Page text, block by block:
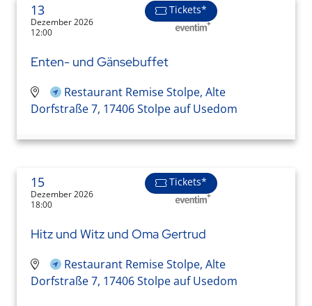
13
Dezember 2026
12:00
Tickets*
Enten- und Gänsebuffet
Restaurant Remise Stolpe, Alte
Dorfstraße 7, 17406 Stolpe auf Usedom
15
Dezember 2026
18:00
Tickets*
Hitz und Witz und Oma Gertrud
Restaurant Remise Stolpe, Alte
Dorfstraße 7, 17406 Stolpe auf Usedom